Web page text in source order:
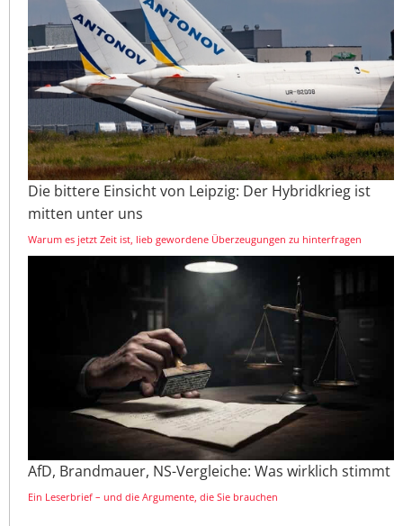
Die bittere Einsicht von Leipzig: Der Hybridkrieg ist
mitten unter uns
Warum es jetzt Zeit ist, lieb gewordene Überzeugungen zu hinterfragen
AfD, Brandmauer, NS-Vergleiche: Was wirklich stimmt
Ein Leserbrief – und die Argumente, die Sie brauchen